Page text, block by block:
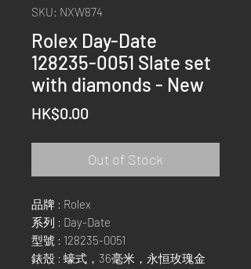
SKU: NXW874
Rolex Day-Date
128235-0051 Slate set
with diamonds - New
HK$0.00
Out of Stock
品牌 : Rolex
系列 : Day-Date
型號 : 128235-0051
錶殼 : 蠔式，36毫米，永恒玫瑰金